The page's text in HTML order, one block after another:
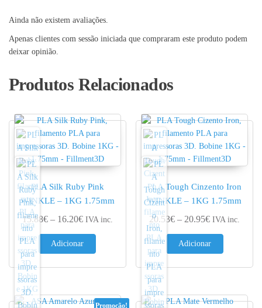
Ainda não existem avaliações.
Apenas clientes com sessão iniciada que compraram este produto podem
deixar opinião.
Produtos Relacionados
PLA Silk Ruby Pink
WINKLE – 1KG 1.75mm
15.88€ – 16.20€Price range: 15.88€ through 16.20€
IVA inc.
Adicionar
PLA Tough Cinzento Iron
WINKLE – 1KG 1.75mm
20.53€ – 20.95€Price range:
IVA inc.
Adicionar
Promoção!